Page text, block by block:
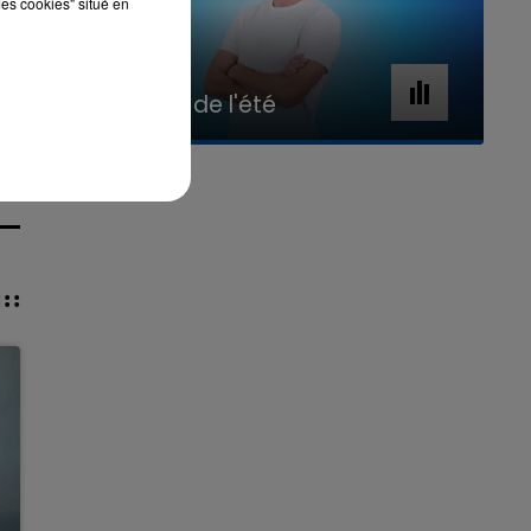
La Team de l'été